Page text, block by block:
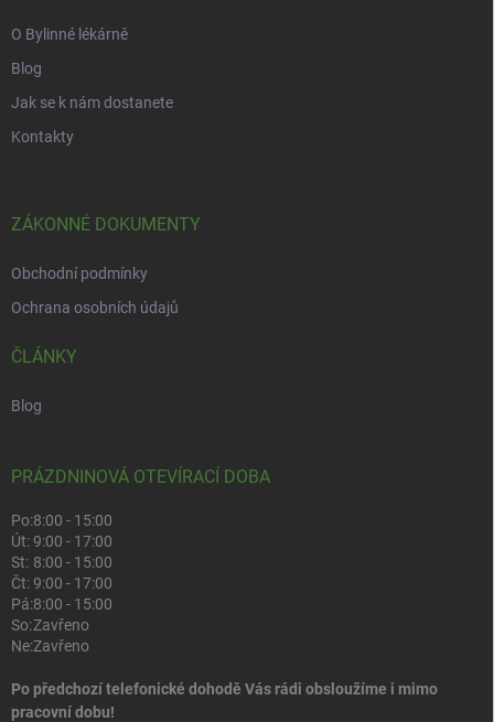
O Bylinné lékárně
Blog
Jak se k nám dostanete
Kontakty
ZÁKONNÉ DOKUMENTY
Obchodní podmínky
Ochrana osobních údajů
ČLÁNKY
Blog
PRÁZDNINOVÁ OTEVÍRACÍ DOBA
Po:8:00 - 15:00
Út:9:00 - 17:00
St: 8:00 - 15:00
Čt:9:00 - 17:00
Pá:8:00 - 15:00
So:Zavřeno
Ne:Zavřeno
Po předchozí telefonické dohodě Vás rádi obsloužíme i mimo
pracovní dobu!